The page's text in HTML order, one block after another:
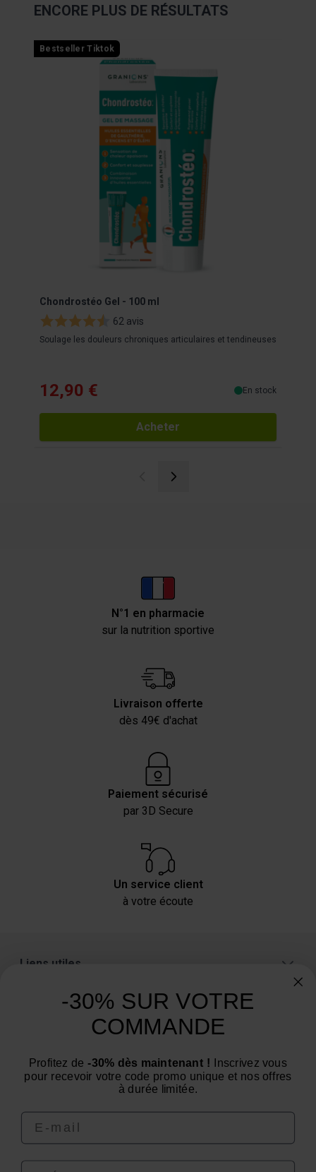
ENCORE PLUS DE RÉSULTATS
Navigating through the elements of the carousel is
Press to skip carousel
Press to go to carousel navigation
Bestseller Tiktok
Chondrostéo Gel - 100 ml
62 avis
Soulage les douleurs chroniques articulaires et tendineuses
12,90 € En stock
Acheter
N°1 en pharmacie
sur la nutrition sportive
Livraison offerte
dès 49€ d'achat
Paiement sécurisé
par 3D Secure
Un service client
à votre écoute
Liens utiles
Nous contacter par email
-30% SUR VOTRE
COMMANDE
Profitez de -30% dès maintenant ! Inscrivez vous
pour recevoir votre code promo unique et nos offres
à durée limitée.
Email
Prénom